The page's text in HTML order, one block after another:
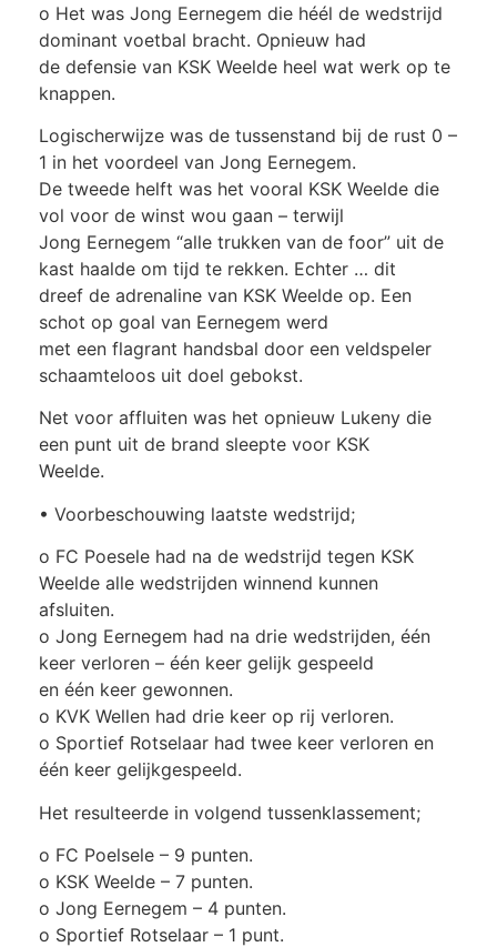
o Het was Jong Eernegem die héél de wedstrijd
dominant voetbal bracht. Opnieuw had
de defensie van KSK Weelde heel wat werk op te
knappen.
Logischerwijze was de tussenstand bij de rust 0 –
1 in het voordeel van Jong Eernegem.
De tweede helft was het vooral KSK Weelde die
vol voor de winst wou gaan – terwijl
Jong Eernegem “alle trukken van de foor” uit de
kast haalde om tijd te rekken. Echter … dit
dreef de adrenaline van KSK Weelde op. Een
schot op goal van Eernegem werd
met een flagrant handsbal door een veldspeler
schaamteloos uit doel gebokst.
Net voor affluiten was het opnieuw Lukeny die
een punt uit de brand sleepte voor KSK
Weelde.
• Voorbeschouwing laatste wedstrijd;
o FC Poesele had na de wedstrijd tegen KSK
Weelde alle wedstrijden winnend kunnen
afsluiten.
o Jong Eernegem had na drie wedstrijden, één
keer verloren – één keer gelijk gespeeld
en één keer gewonnen.
o KVK Wellen had drie keer op rij verloren.
o Sportief Rotselaar had twee keer verloren en
één keer gelijkgespeeld.
Het resulteerde in volgend tussenklassement;
o FC Poelsele – 9 punten.
o KSK Weelde – 7 punten.
o Jong Eernegem – 4 punten.
o Sportief Rotselaar – 1 punt.